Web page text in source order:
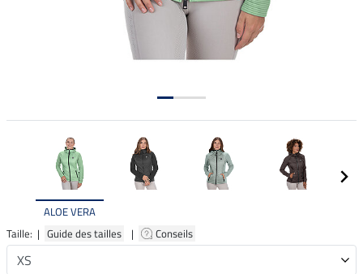
ALOE VERA
Taille: | Guide des tailles | Conseils